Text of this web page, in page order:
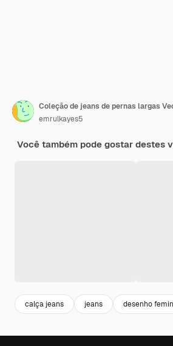
Coleção de jeans de pernas largas
emrulkayes5
Você também pode gostar destes
calça jeans jeans desenho